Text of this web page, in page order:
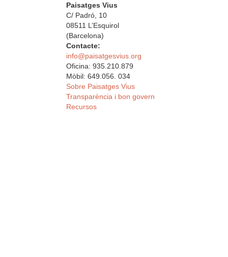
Paisatges Vius
C/ Padró, 10
08511 L’Esquirol
(Barcelona)
Contacte:
info@paisatgesvius.org
Oficina: 935.210.879
Mòbil: 649.056. 034
Sobre Paisatges Vius
Transparència i bon govern
Recursos